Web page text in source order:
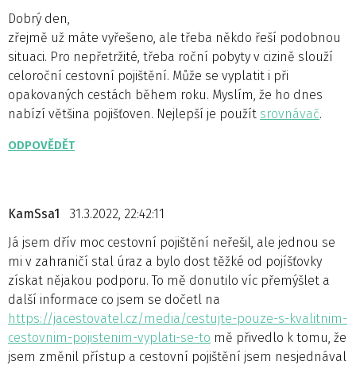
Dobrý den,
zřejmě už máte vyřešeno, ale třeba někdo řeší podobnou
situaci. Pro nepřetržité, třeba roční pobyty v cizině slouží
celoroční cestovní pojištění. Může se vyplatit i při
opakovaných cestách během roku. Myslím, že ho dnes
nabízí většina pojišťoven. Nejlepší je použít srovnávač.
ODPOVĚDĚT
KamSsa1
31.3.2022, 22:42:11
Já jsem dřív moc cestovní pojištění neřešil, ale jednou se
mi v zahraničí stal úraz a bylo dost těžké od pojíšťovky
získat nějakou podporu. To mě donutilo víc přemýšlet a
další informace co jsem se dočetl na
https://jacestovatel.cz/media/cestujte-pouze-s-kvalitnim-
cestovnim-pojistenim-vyplati-se-to mě přivedlo k tomu, že
jsem změnil přístup a cestovní pojištění jsem nesjednával